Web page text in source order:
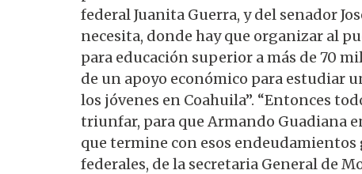
federal Juanita Guerra, y del senador
necesita, donde hay que organizar al
para educación superior a más de 70
de un apoyo económico para estudiar
los jóvenes en Coahuila”. “Entonces
triunfar, para que Armando Guadiana
que termine con esos endeudamientos
federales, de la secretaria General de